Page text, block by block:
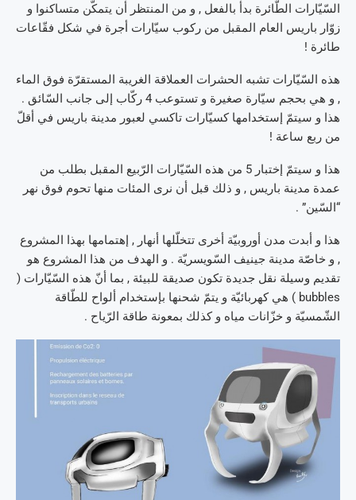
السّيّارات الطّائرة بدأ بالفعل , و من المنتظر أن يتمكّن متساكنوا و
زوّار باريس العام المقبل من ركوب سيّارات أجرة في شكل فقّاعات
طائرة !
هذه السّيّارات تشبه الحشرات العملاقة الغريبة المستقرّة فوق الماء
, و هي بحجم سيّارة صغيرة و تستوعب 4 ركّاب إلى جانب السّائق .
هذا و سيتمّ إستخدامها كسيّارات تاكسي لعبور مدينة باريس في أقلّ
من ربع ساعة !
هذا و سيتمّ إختبار 5 من هذه السّيّارات الرّبيع المقبل بطلب من
عمدة مدينة باريس , و ذلك قبل أن نرى المئات منها تحوم فوق نهر
“السّين” .
هذا و أبدت مدن أوروبيّة أخرى تتخلّلها أنهار , إهتمامها بهذا المشروع
, و خاصّة مدينة جينيف السّويسريّة . و الهدف من هذا المشروع هو
تقديم وسيلة نقل جديدة تكون صديقة للبيئة , بما أنّ هذه السّيّارات (
bubbles ) هي كهربائيّة و يتمّ شحنها بإستخدام ألواح للطّاقة
الشّمسيّة و خزّانات مياه و كذلك بمعونة طاقة الرّياح .